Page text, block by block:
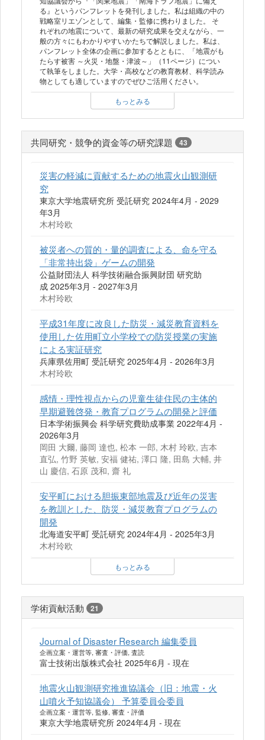
る』というパンフレットを発刊しました。私は組織の中の
戦略室リエゾンとして、編集・監修に携わりました。 そ
れぞれの地震について、最新の研究成果を交えながら、一
般の方々にもわかりやすいかたちで解説しました。私は、
パンフレット全体の企画に参加するとともに、「地震がも
たらす被害 ～火災・地盤・津波～」（11ページ）につい
て執筆をしました。大学・高校などの教育教材、科学読み
物としても適していますのでぜひご活用ください。
もっとみる
共同研究・競争的資金等の研究課題 43
災害の軽減に貢献するための地震火山観測研
究
東京大学地震研究所 受託研究 2024年4月 - 2029
年3月
木村玲欧
被災者への質的・量的調査による、命を守る
「非常持出袋」ゲームの開発
公益財団法人 科学技術融合振興財団 研究助
成 2025年3月 - 2027年3月
木村玲欧
平成31年度に改良した防災・減災教育資料を
使用した佐用町立小学校での防災授業の実施
による実証研究
兵庫県佐用町 受託研究 2025年4月 - 2026年3月
木村玲欧
感情・理性視点からの児童生徒住民の主体的
早期避難啓発・教育プログラムの開発と評価
日本学術振興会 科学研究費助成事業 2022年4月 -
2026年3月
岡田 大爾, 藤岡 達也, 松本 一郎, 木村 玲欧, 吉本
直弘, 竹野 英敏, 安福 健祐, 澤口 隆, 田島 大輔, 井
山 慶信, 石原 茂和, 齋 礼
安平町における胆振東部地震及び近年の災害
を教訓とした、防災・減災教育プログラムの
開発
北海道安平町 受託研究 2024年4月 - 2025年3月
木村玲欧
もっとみる
学術貢献活動 21
Journal of Disaster Research 編集委員
企画立案・運営等, 審査・評価, 査読
富士技術出版株式会社 2025年6月 - 現在
地震火山観測研究推進協議会（旧：地震・火
山噴火予知協議会） 予算委員会委員
企画立案・運営等, 監修, 審査・評価
東京大学地震研究所 2024年4月 - 現在